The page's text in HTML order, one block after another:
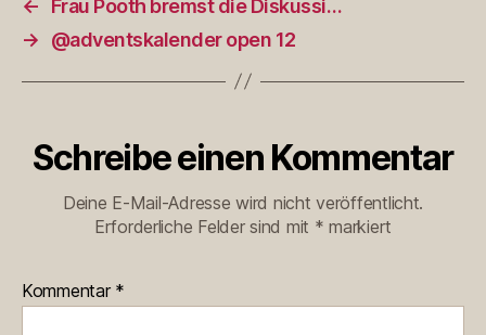
←
Frau Pooth bremst die Diskussi…
→
@adventskalender open 12
Schreibe einen Kommentar
Deine E-Mail-Adresse wird nicht veröffentlicht.
Erforderliche Felder sind mit * markiert
Kommentar *